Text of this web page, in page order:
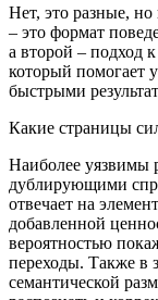
Нет, это разные,
– это формат
а второй – подход
который помогает
быстрыми
Какие страницы
Наиболее уязвимы
дублирующими
отвечает на
добавленной
вероятностью
переходы. Также в
семантической